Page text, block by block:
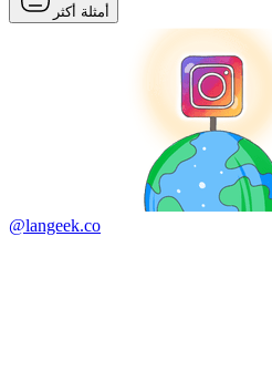
أمثلة أكثر
@langeek.co